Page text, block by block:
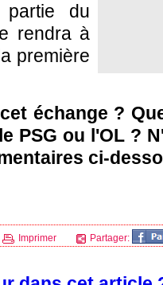
du
rendra à
première
échange ?
PSG ou l'OL?
ci-
Imprimer Partager: